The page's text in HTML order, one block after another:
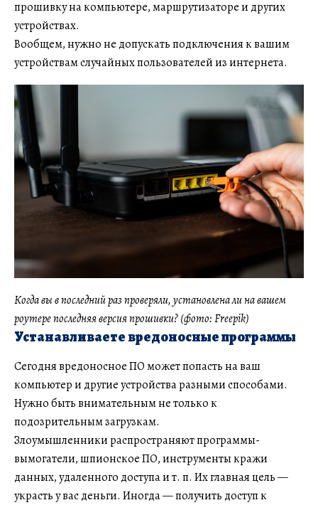
прошивку на компьютере, маршрутизаторе и других
устройствах.
Вообщем, нужно не допускать подключения к вашим
устройствам случайных пользователей из интернета.
Когда вы в последний раз проверяли, установлена ​​ли на вашем
роутере последняя версия прошивки? (фото: Freepik)
Устанавливаете вредоносные программы
Сегодня вредоносное ПО может попасть на ваш
компьютер и другие устройства разными способами.
Нужно быть внимательным не только к
подозрительным загрузкам.
Злоумышленники распространяют программы-
вымогатели, шпионское ПО, инструменты кражи
данных, удаленного доступа и т. п. Их главная цель —
украсть у вас деньги. Иногда — получить доступ к